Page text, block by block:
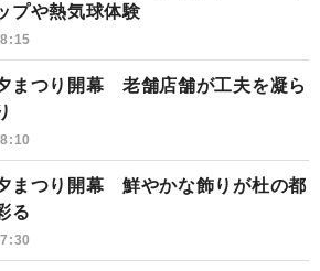
プや熱気球体験
まつり開幕 老舗店舗が工夫を凝ら
まつり開幕 鮮やかな飾りが杜の都
る